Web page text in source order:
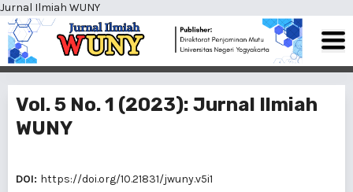
Jurnal Ilmiah WUNY
Vol. 5 No. 1 (2023): Jurnal Ilmiah
WUNY
DOI: https://doi.org/10.21831/jwuny.v5i1